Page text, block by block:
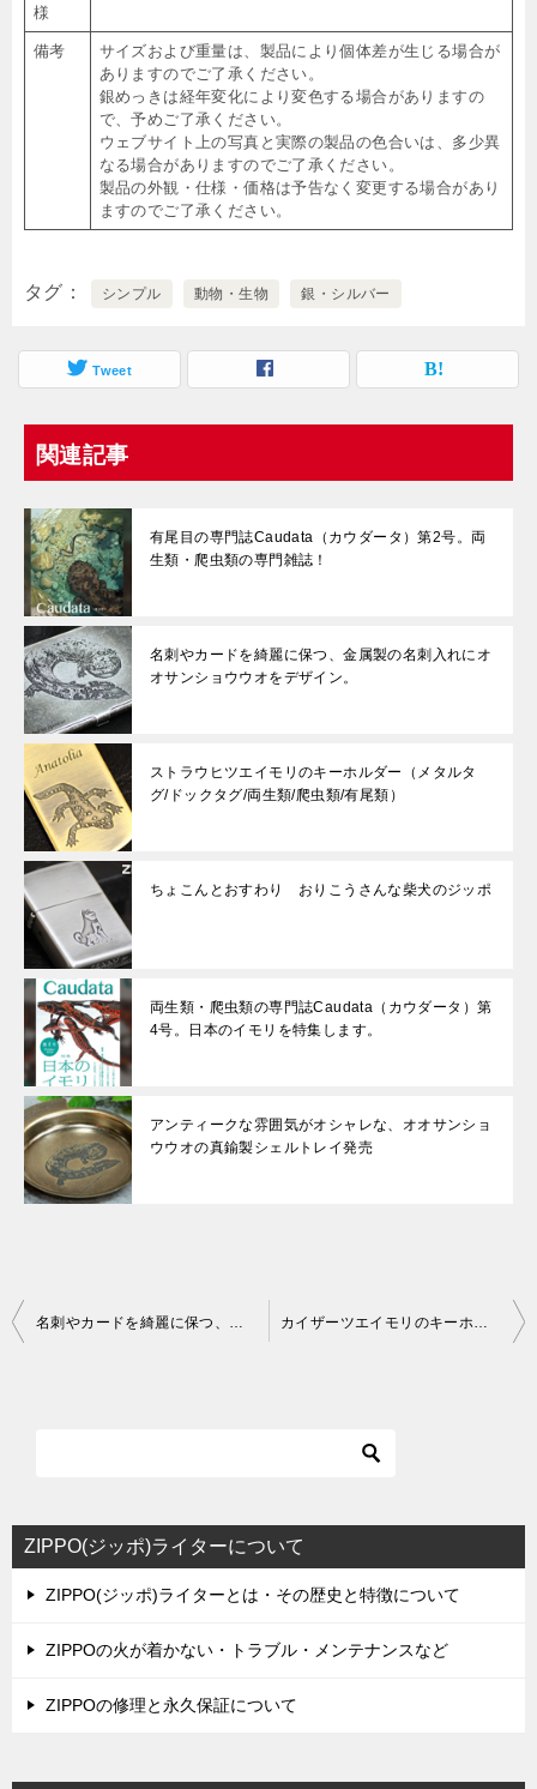
様
備考
サイズおよび重量は、製品により個体差が生じる場合が
ありますのでご了承ください。
銀めっきは経年変化により変色する場合がありますの
で、予めご了承ください。
ウェブサイト上の写真と実際の製品の色合いは、多少異
なる場合がありますのでご了承ください。
製品の外観・仕様・価格は予告なく変更する場合があり
ますのでご了承ください。
タグ シンプル 動物・生物 銀・シルバー
Tweet
関連記事
有尾目の専門誌Caudata（カウダータ）第2号。両
生類・爬虫類の専門雑誌！
名刺やカードを綺麗に保つ、金属製の名刺入れにオ
オサンショウウオをデザイン。
ストラウヒツエイモリのキーホルダー（メタルタ
グ/ドックタグ/両生類/爬虫類/有尾類）
ちょこんとおすわり おりこうさんな柴犬のジッポ
両生類・爬虫類の専門誌Caudata（カウダータ）第
4号。日本のイモリを特集します。
アンティークな雰囲気がオシャレな、オオサンショ
ウウオの真鍮製シェルトレイ発売
投
シ
ョ
名刺やカードを綺麗に保つ、金属製の名刺入れにオオサンショウウオをデザイン。 カイザーツエイモリのキーホルダー（メタルタグ/ドックタグ/両生類/爬虫類/有尾類）
ZIPPO(ジッポ)ライターについて
ZIPPO(ジッポ)ライターとは・その歴史と特徴について
ZIPPOの火が着かない・トラブル・メンテナンスなど
ZIPPOの修理と永久保証について